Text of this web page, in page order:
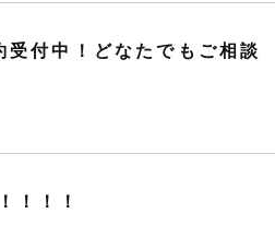
付中！どなたでもご相談
！！！